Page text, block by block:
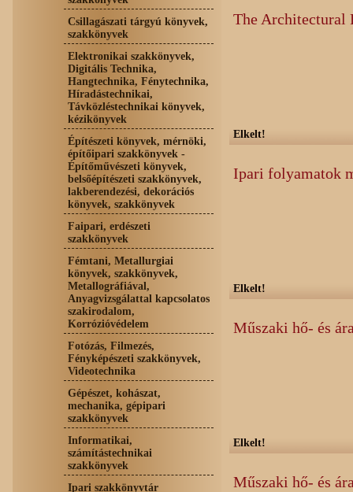
Csillagászati tárgyú könyvek,
szakkönyvek
Elektronikai szakkönyvek,
Digitális Technika,
Hangtechnika, Fénytechnika,
Híradástechnikai,
Távközléstechnikai könyvek,
kézikönyvek
Építészeti könyvek, mérnöki,
építőipari szakkönyvek -
Építőművészeti könyvek,
belsőépítészeti szakkönyvek,
lakberendezési, dekorációs
könyvek, szakkönyvek
Faipari, erdészeti
szakkönyvek
Fémtani, Metallurgiai
könyvek, szakkönyvek,
Metallográfiával,
Anyagvizsgálattal kapcsolatos
szakirodalom,
Korrózióvédelem
Fotózás, Filmezés,
Fényképészeti szakkönyvek,
Videotechnika
Gépészet, kohászat,
mechanika, gépipari
szakkönyvek
Informatikai,
számítástechnikai
szakkönyvek
Ipari szakkönyvtár
The Architectural
Elkelt!
Ipari folyamatok
Elkelt!
Műszaki hő- és
Elkelt!
Műszaki hő- és